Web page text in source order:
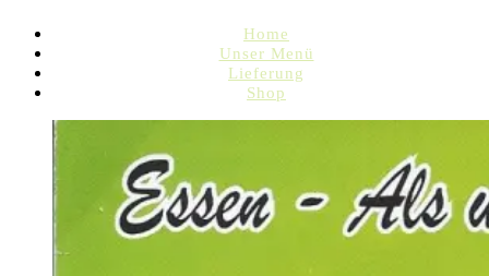
Home
Unser Menü
Lieferung
Shop